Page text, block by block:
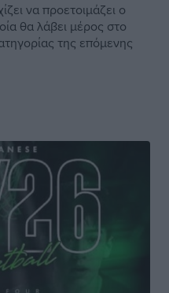
να προετοιμάζει ο
θα λάβει μέρος στο
της επόμενης